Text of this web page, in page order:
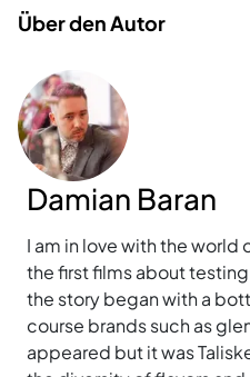
Über den Autor
Damian Baran
I am in love with the world
the first films about
the story began with a
course brands such as
appeared but it was